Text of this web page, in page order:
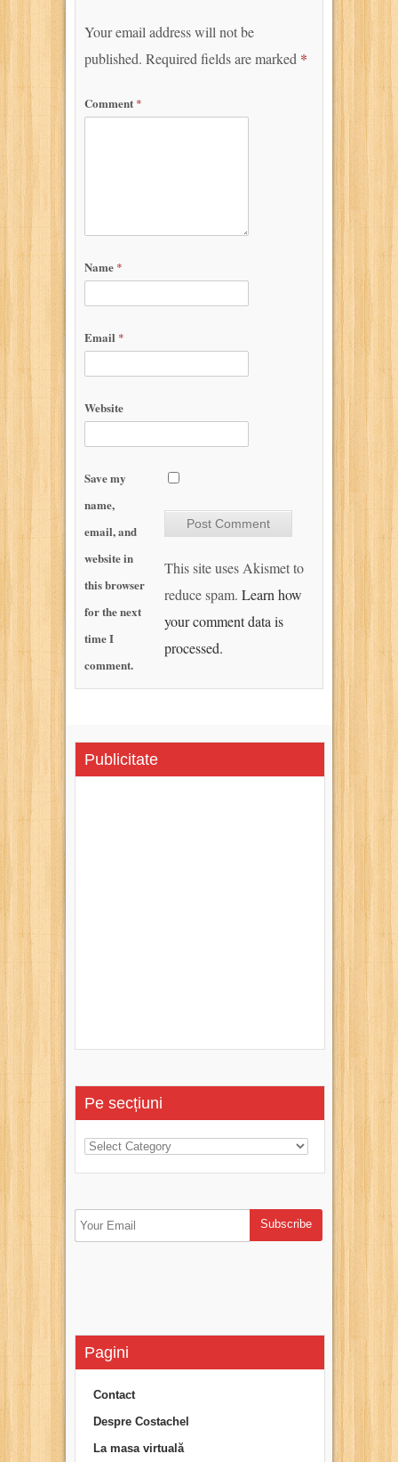
Your email address will not be
published. Required fields are marked *
Comment *
Name *
Email *
Website
Save my
name,
email, and
website in
this browser
for the next
time I
comment.
This site uses Akismet to
reduce spam. Learn how
your comment data is
processed.
Publicitate
Pe secțiuni
Pagini
Contact
Despre Costachel
La masa virtuală